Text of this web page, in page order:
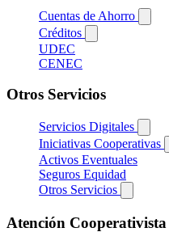
Cuentas de Ahorro
Créditos
UDEC
CENEC
Otros Servicios
Servicios Digitales
Iniciativas Cooperativas
Activos Eventuales
Seguros Equidad
Otros Servicios
Atención Cooperativista